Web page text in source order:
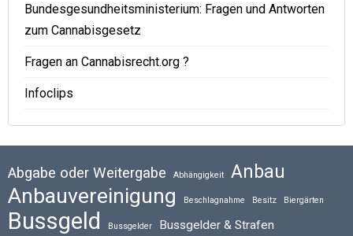
Bundesgesundheitsministerium: Fragen und Antworten
zum Cannabisgesetz
Fragen an Cannabisrecht.org ?
Infoclips
Abgabe oder Weitergabe Abhängigkeit Anbau
Anbauvereinigung Beschlagnahme Besitz Biergärten
Bussgeld Bussgelder Bussgelder & Strafen